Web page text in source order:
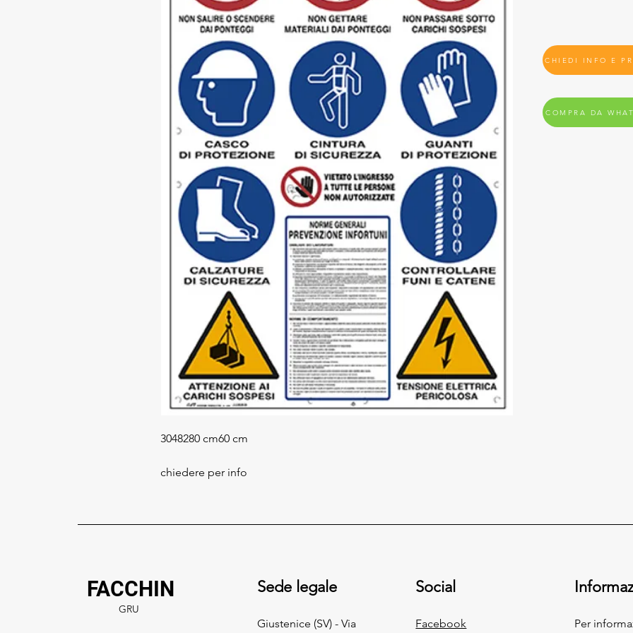
3048280 cm60 cm
chiedere per info
CHIEDI INFO E
COMPRA DA
FACCHIN
GRU
Sede legale
Giustenice (SV) - Via
Social
Facebook Per